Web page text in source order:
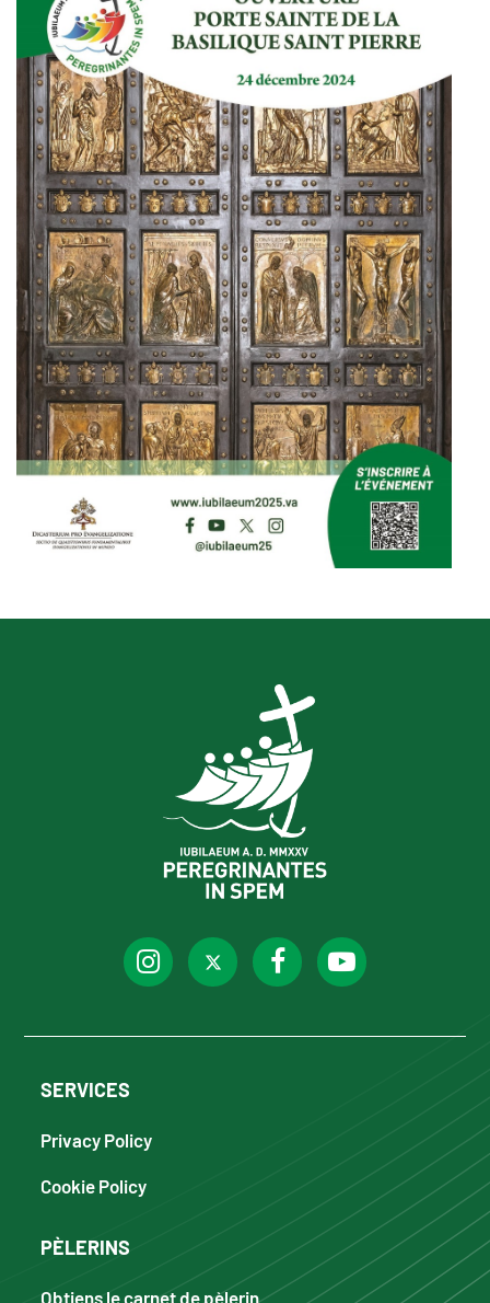
SERVICES
Privacy Policy
Cookie Policy
PÈLERINS
Obtiens le carnet de pèlerin